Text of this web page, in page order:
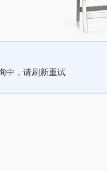
中，请刷新重试